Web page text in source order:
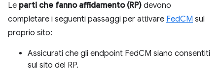
Le parti che fanno affidamento (RP) devono
completare i seguenti passaggi per attivare FedCM sul
proprio sito:
Assicurati che gli endpoint FedCM siano consentiti
sul sito del RP.